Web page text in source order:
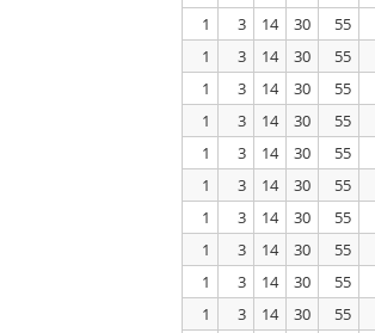
55
30
14
3
1
55
30
14
3
1
55
30
14
3
1
55
30
14
3
1
55
30
14
3
1
55
30
14
3
1
55
30
14
3
1
55
30
14
3
1
55
30
14
3
1
55
30
14
3
1